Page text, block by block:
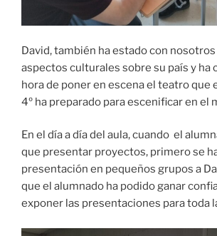
David, también ha estado con
aspectos culturales sobre su país y ha
hora de poner en escena el teatro que
4º ha preparado para escenificar en el
En el día a día del aula, cuando el
que presentar proyectos, primero se
presentación en pequeños grupos a
que el alumnado ha podido ganar
exponer las presentaciones para toda